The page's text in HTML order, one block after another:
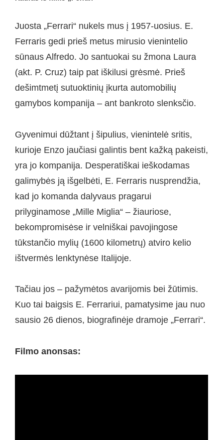
Juosta „Ferrari“ nukels mus į 1957-uosius. E.
Ferraris gedi prieš metus mirusio vienintelio
sūnaus Alfredo. Jo santuokai su žmona Laura
(akt. P. Cruz) taip pat iškilusi grėsmė. Prieš
dešimtmetį sutuoktinių įkurta automobilių
gamybos kompanija – ant bankroto slenksčio.
Gyvenimui dūžtant į šipulius, vienintelė sritis,
kurioje Enzo jaučiasi galintis bent kažką pakeisti,
yra jo kompanija. Desperatiškai ieškodamas
galimybės ją išgelbėti, E. Ferraris nusprendžia,
kad jo komanda dalyvaus pragarui
prilyginamose „Mille Miglia“ – žiauriose,
bekompromisėse ir velniškai pavojingose
tūkstančio mylių (1600 kilometrų) atviro kelio
ištvermės lenktynėse Italijoje.
Tačiau jos – pažymėtos avarijomis bei žūtimis.
Kuo tai baigsis E. Ferrariui, pamatysime jau nuo
sausio 26 dienos, biografinėje dramoje „Ferrari“.
Filmo anonsas: